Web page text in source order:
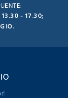
13.30 - 17.30;